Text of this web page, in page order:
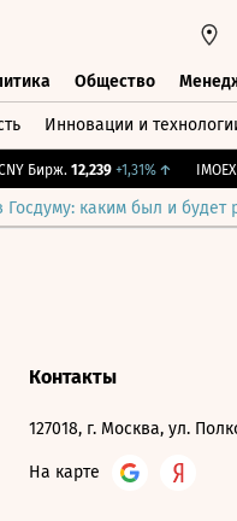
Общество
Инновации и
Бирж. 12,239 +1,31%↑ IMOEX
каким был и будет
Контакты
127018, г. Москва, ул.
На карте